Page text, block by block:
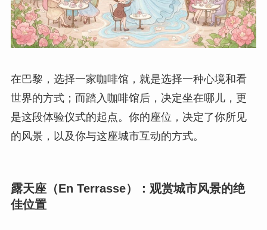
在巴黎，选择一家咖啡馆，就是选择一种心境和看
世界的方式；而踏入咖啡馆后，决定坐在哪儿，更
是这段体验仪式的起点。你的座位，决定了你所见
的风景，以及你与这座城市互动的方式。
露天座（En Terrasse）：观赏城市风景的绝
佳位置